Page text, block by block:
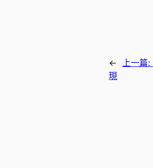
← 上一篇:
現